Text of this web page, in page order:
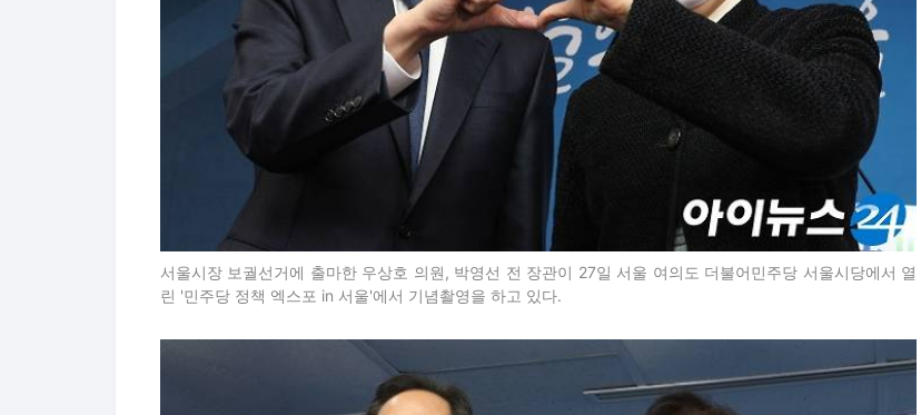
서울시장 보궐선거에 출마한 우상호 의원, 박영선 전 장관이 27일 서울 여의도 더불어민주당 서울시당에서 열
린 '민주당 정책 엑스포 in 서울'에서 기념촬영을 하고 있다.